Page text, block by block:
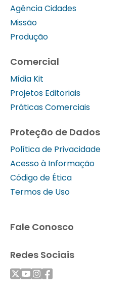
Agência Cidades
Missão
Produção
Comercial
Mídia Kit
Projetos Editoriais
Práticas Comerciais
Proteção de Dados
Política de Privacidade
Acesso à Informação
Código de Ética
Termos de Uso
Fale Conosco
Redes Sociais